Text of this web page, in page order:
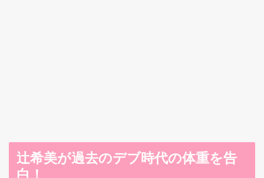
辻希美が過去のデブ時代の体重を告
白！